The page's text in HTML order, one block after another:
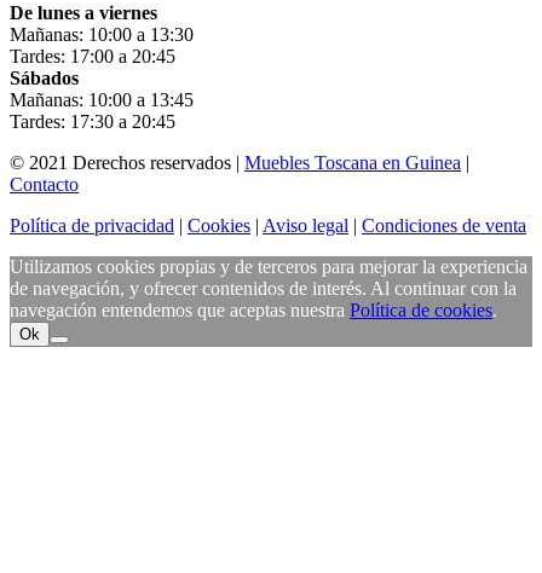
De lunes a viernes
Mañanas: 10:00 a 13:30
Tardes: 17:00 a 20:45
Sábados
Mañanas: 10:00 a 13:45
Tardes: 17:30 a 20:45
© 2021 Derechos reservados | Muebles Toscana en Guinea |
Contacto
Política de privacidad | Cookies | Aviso legal | Condiciones de venta
Utilizamos cookies propias y de terceros para mejorar la experiencia
de navegación, y ofrecer contenidos de interés. Al continuar con la
navegación entendemos que aceptas nuestra Política de cookies.
Ok